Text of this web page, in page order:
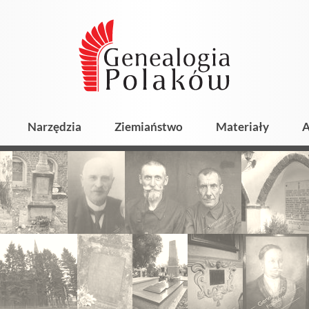
Narzędzia Ziemiaństwo Materiały